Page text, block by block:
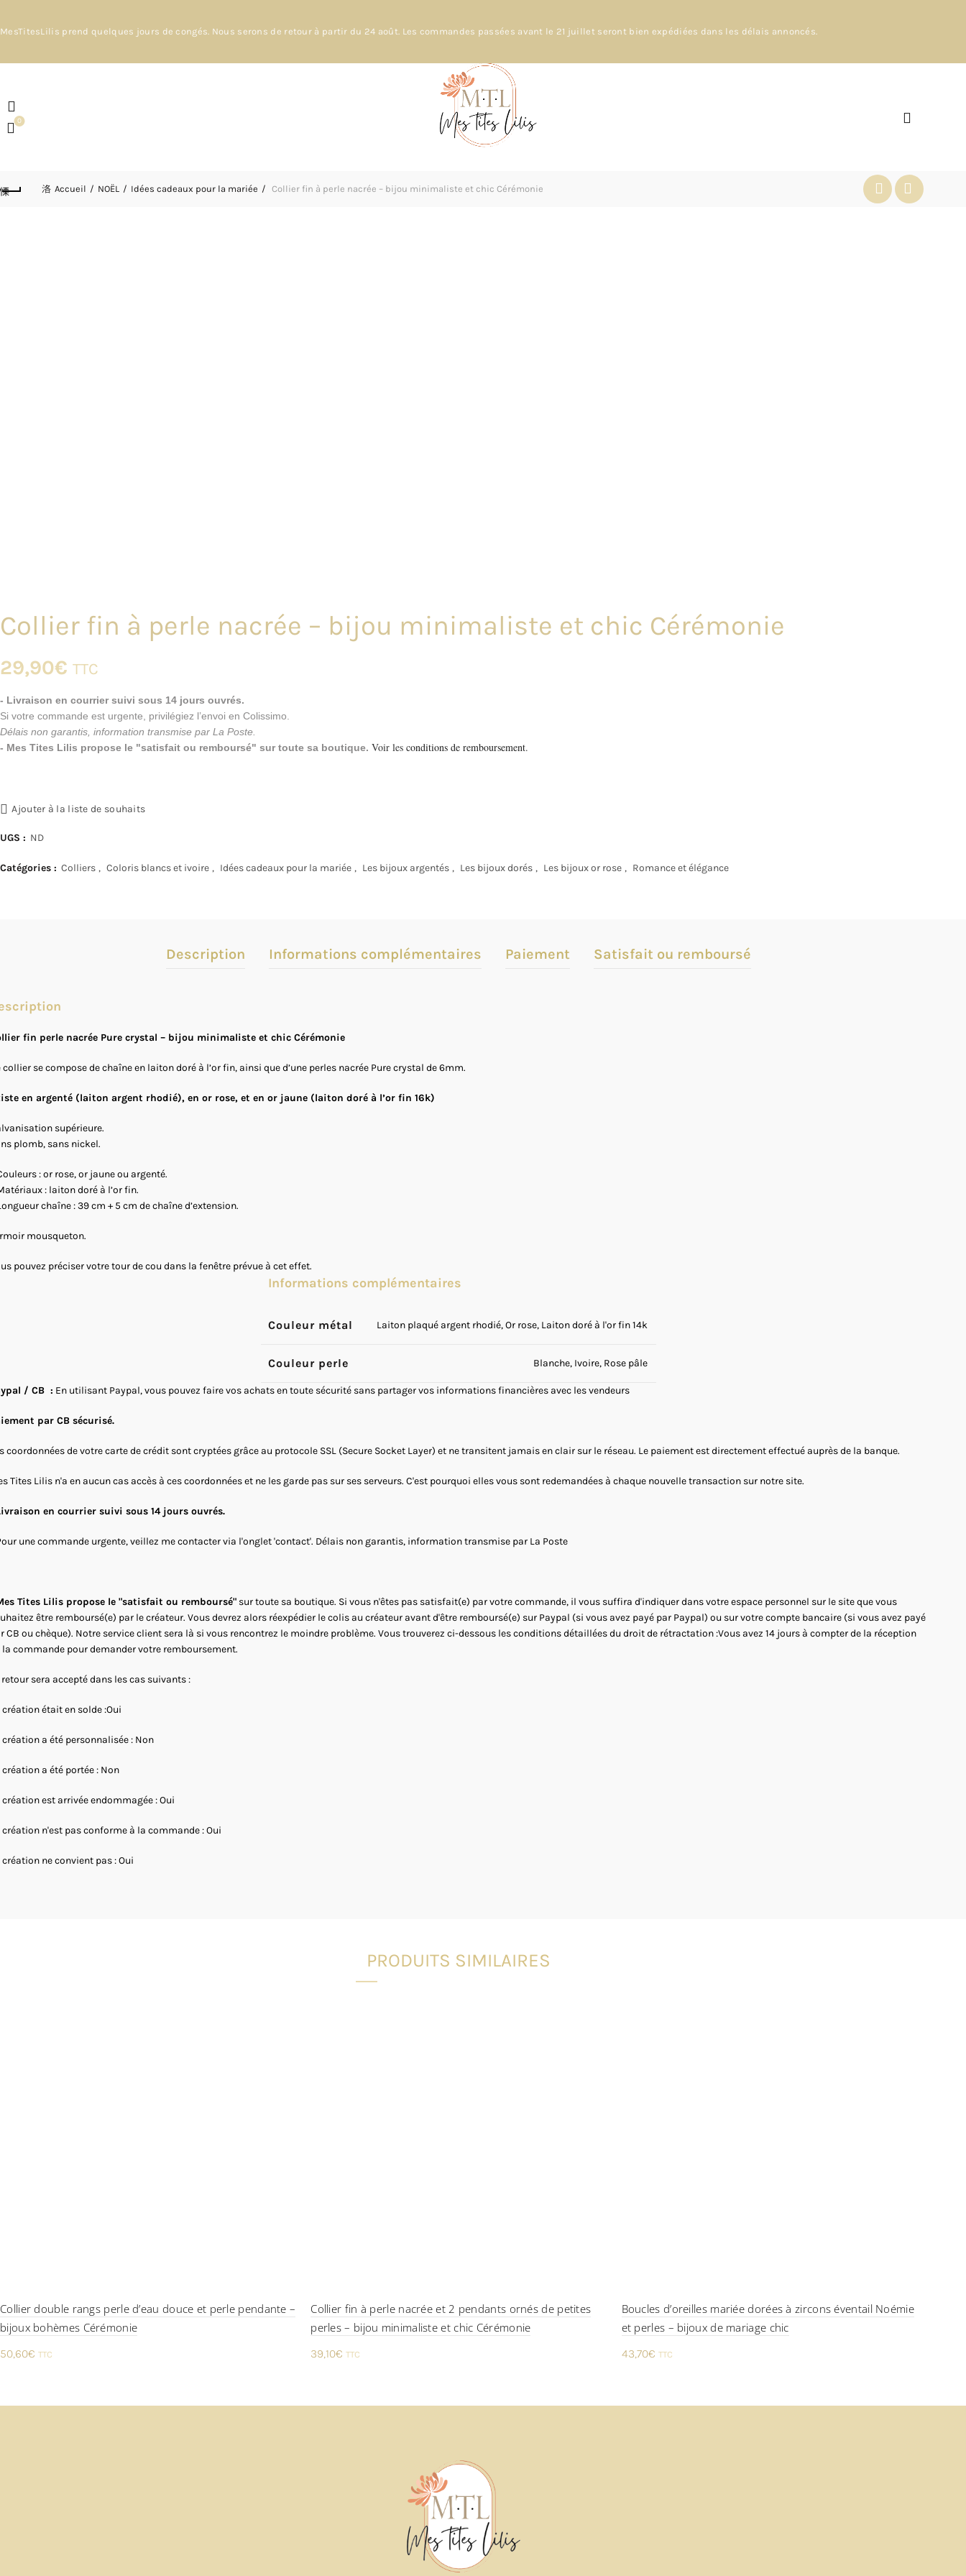
MesTitesLilis prend quelques jours de congés. Nous serons de retour à partir du 24 août. Les commandes passées avant le 21 juillet seront bien expédiées dans les délais annoncés.
0
Accueil NOËL Idées cadeaux pour la mariée Collier fin à perle nacrée – bijou minimaliste et chic Cérémonie
Collier fin à perle nacrée – bijou minimaliste et chic Cérémonie
29,90€ TTC
- Livraison en courrier suivi sous 14 jours ouvrés.
Si votre commande est urgente, privilégiez l’envoi en Colissimo.
Délais non garantis, information transmise par La Poste.
- Mes Tites Lilis propose le "satisfait ou remboursé" sur toute sa boutique. Voir les conditions de remboursement.
Ajouter à la liste de souhaits
UGS : ND
Catégories : Colliers , Coloris blancs et ivoire , Idées cadeaux pour la mariée , Les bijoux argentés , Les bijoux dorés , Les bijoux or rose , Romance et élégance
Description Informations complémentaires Paiement Satisfait ou remboursé
fin perle nacrée Pure crystal – bijou minimaliste et chic Cérémonie
collier se compose de chaîne en laiton doré à l’or fin, ainsi que d’une perles nacrée Pure crystal de 6mm.
en argenté (laiton argent rhodié), en or rose, et en or jaune (laiton doré à l’or fin 16k)
supérieure.
plomb, sans nickel.
: or rose, or jaune ou argenté.
: laiton doré à l’or fin.
chaîne : 39 cm + 5 cm de chaîne d’extension.
mousqueton.
pouvez préciser votre tour de cou dans la fenêtre prévue à cet effet.
Informations complémentaires
Couleur métal Laiton plaqué argent rhodié, Or rose, Laiton doré à l'or fin 14k
Couleur perle Blanche, Ivoire, Rose pâle
/ CB : En utilisant Paypal, vous pouvez faire vos achats en toute sécurité sans partager vos informations financières avec les vendeurs
par CB sécurisé.
coordonnées de votre carte de crédit sont cryptées grâce au protocole SSL (Secure Socket Layer) et ne transitent jamais en clair sur le réseau. Le paiement est directement effectué auprès de la banque.
Tites Lilis n'a en aucun cas accès à ces coordonnées et ne les garde pas sur ses serveurs. C'est pourquoi elles vous sont redemandées à chaque nouvelle transaction sur notre site.
en courrier suivi sous 14 jours ouvrés.
une commande urgente, veillez me contacter via l'onglet 'contact'. Délais non garantis, information transmise par La Poste
Tites Lilis propose le "satisfait ou remboursé" sur toute sa boutique. Si vous n'êtes pas satisfait(e) par votre commande, il vous suffira d'indiquer dans votre espace personnel sur le site que vous
être remboursé(e) par le créateur. Vous devrez alors réexpédier le colis au créateur avant d'être remboursé(e) sur Paypal (si vous avez payé par Paypal) ou sur votre compte bancaire (si vous avez payé
CB ou chèque). Notre service client sera là si vous rencontrez le moindre problème. Vous trouverez ci-dessous les conditions détaillées du droit de rétractation :Vous avez 14 jours à compter de la réception
la commande pour demander votre remboursement.
retour sera accepté dans les cas suivants :
création était en solde :Oui
création a été personnalisée : Non
création a été portée : Non
création est arrivée endommagée : Oui
création n'est pas conforme à la commande : Oui
création ne convient pas : Oui
PRODUITS SIMILAIRES
Collier double rangs perle d’eau douce et perle pendante –
bijoux bohèmes Cérémonie
50,60€ TTC
Collier fin à perle nacrée et 2 pendants ornés de petites
perles – bijou minimaliste et chic Cérémonie
39,10€ TTC
Boucles d’oreilles mariée dorées à zircons éventail Noémie
et perles – bijoux de mariage chic
43,70€ TTC